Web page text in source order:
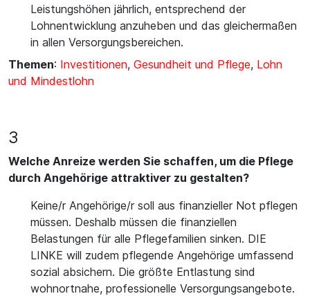
Leistungshöhen jährlich, entsprechend der
Lohnentwicklung anzuheben und das gleichermaßen
in allen Versorgungsbereichen.
Themen: Investitionen, Gesundheit und Pflege, Lohn
und Mindestlohn
3
Welche Anreize werden Sie schaffen, um die Pflege
durch Angehörige attraktiver zu gestalten?
Keine/r Angehörige/r soll aus finanzieller Not pflegen
müssen. Deshalb müssen die finanziellen
Belastungen für alle Pflegefamilien sinken. DIE
LINKE will zudem pflegende Angehörige umfassend
sozial absichern. Die größte Entlastung sind
wohnortnahe, professionelle Versorgungsangebote.